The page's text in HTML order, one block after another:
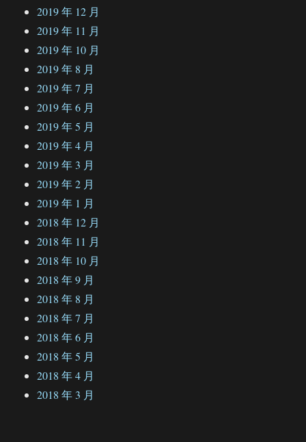
2019 年 12 月
2019 年 11 月
2019 年 10 月
2019 年 8 月
2019 年 7 月
2019 年 6 月
2019 年 5 月
2019 年 4 月
2019 年 3 月
2019 年 2 月
2019 年 1 月
2018 年 12 月
2018 年 11 月
2018 年 10 月
2018 年 9 月
2018 年 8 月
2018 年 7 月
2018 年 6 月
2018 年 5 月
2018 年 4 月
2018 年 3 月